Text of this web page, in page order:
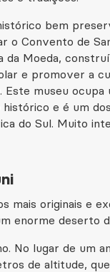
bem
o Convento de
da Moeda,
e promover a
Este museu ocupa
e é um
do Sul. Muito
mais originais e
enorme deserto
No lugar de um
de altitude,